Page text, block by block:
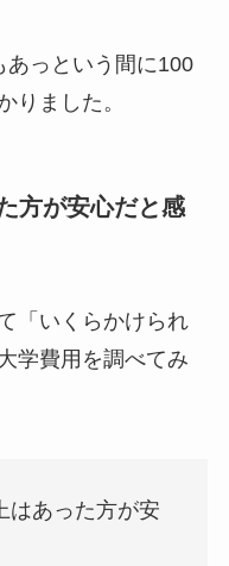
あっという間に100
りました。
方が安心だと感
「いくらかけられ
学費用を調べてみ
はあった方が安